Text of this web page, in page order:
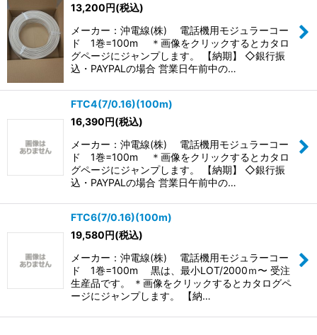
13,200円(税込)
メーカー：沖電線(株) 電話機用モジュラーコー
ド 1巻=100m ＊画像をクリックするとカタロ
グページにジャンプします。 【納期】 ◇銀行振
込・PAYPALの場合 営業日午前中の…
FTC4(7/0.16)(100m)
16,390円(税込)
メーカー：沖電線(株) 電話機用モジュラーコー
ド 1巻=100m ＊画像をクリックするとカタロ
グページにジャンプします。 【納期】 ◇銀行振
込・PAYPALの場合 営業日午前中の…
FTC6(7/0.16)(100m)
19,580円(税込)
メーカー：沖電線(株) 電話機用モジュラーコー
ド 1巻=100m 黒は、最小LOT/2000ｍ〜 受注
生産品です。 ＊画像をクリックするとカタログペ
ージにジャンプします。 【納…